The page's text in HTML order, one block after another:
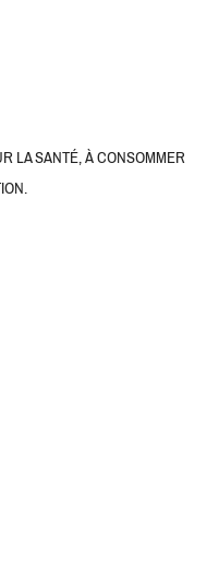
LA SANTÉ, À CONSOMMER